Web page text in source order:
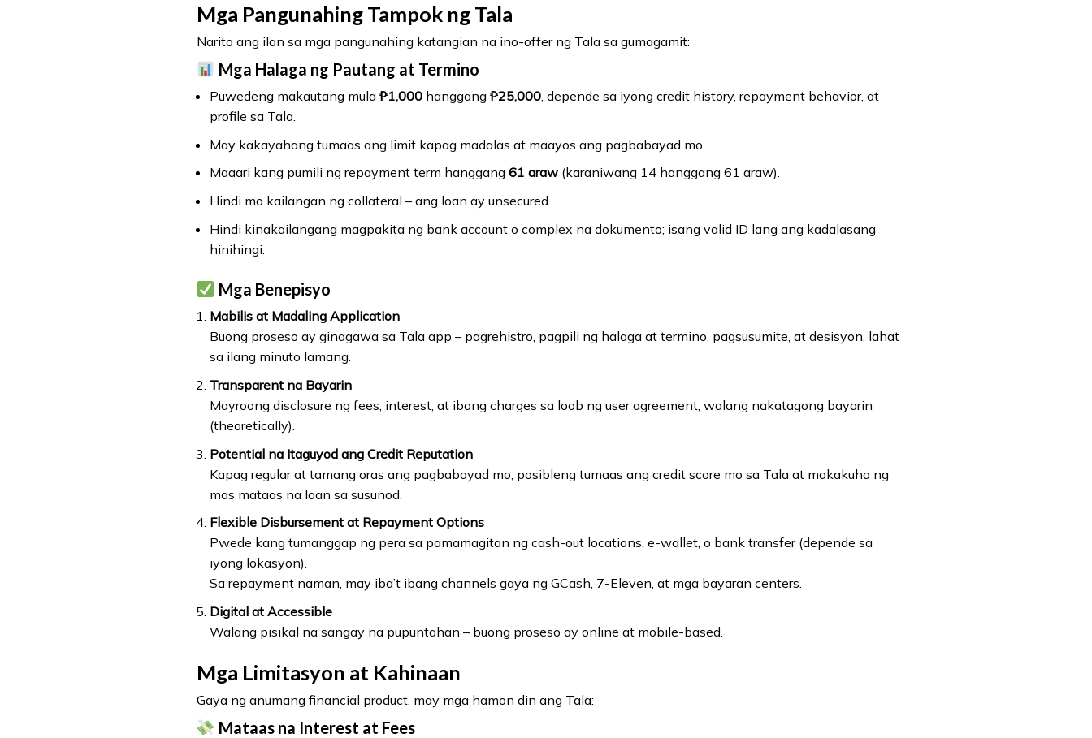
Mga Pangunahing Tampok ng Tala
Narito ang ilan sa mga pangunahing katangian na ino-offer ng Tala sa gumagamit:
Mga Halaga ng Pautang at Termino
Puwedeng makautang mula ₱1,000hanggang ₱25,000, depende sa iyong credit history, repayment behavior, at
profile sa Tala.
May kakayahang tumaas ang limit kapag madalas at maayos ang pagbabayad mo.
Maaari kang pumili ng repayment term hanggang 61 araw(karaniwang 14 hanggang 61 araw).
Hindi mo kailangan ng collateral – ang loan ay unsecured.
Hindi kinakailangang magpakita ng bank account o complex na dokumento; isang valid ID lang ang kadalasang
hinihingi.
Mga Benepisyo
Mabilis at Madaling Application
Buong proseso ay ginagawa sa Tala app – pagrehistro, pagpili ng halaga at termino, pagsusumite, at desisyon, lahat
sa ilang minuto lamang.
Transparent na Bayarin
Mayroong disclosure ng fees, interest, at ibang charges sa loob ng user agreement; walang nakatagong bayarin
(theoretically).
Potential na Itaguyod ang Credit Reputation
Kapag regular at tamang oras ang pagbabayad mo, posibleng tumaas ang credit score mo sa Tala at makakuha ng
mas mataas na loan sa susunod.
Flexible Disbursement at Repayment Options
Pwede kang tumanggap ng pera sa pamamagitan ng cash-out locations, e-wallet, o bank transfer (depende sa
iyong lokasyon).
Sa repayment naman, may iba’t ibang channels gaya ng GCash, 7-Eleven, at mga bayaran centers.
Digital at Accessible
Walang pisikal na sangay na pupuntahan – buong proseso ay online at mobile-based.
Mga Limitasyon at Kahinaan
Gaya ng anumang financial product, may mga hamon din ang Tala:
Mataas na Interest at Fees